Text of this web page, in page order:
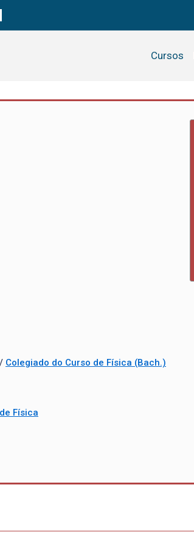
Cursos
Colegiado do Curso de Física (Bach.)
Física